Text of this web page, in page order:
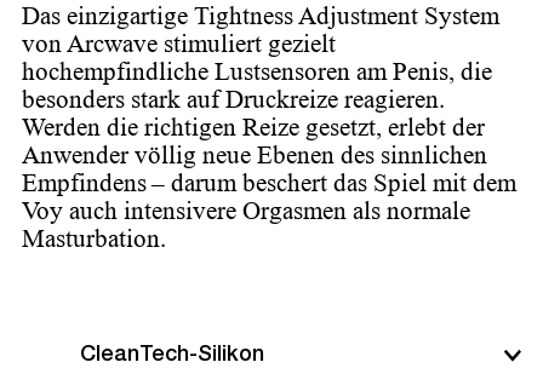
Das einzigartige Tightness Adjustment System
von Arcwave stimuliert gezielt
hochempfindliche Lustsensoren am Penis, die
besonders stark auf Druckreize reagieren.
Werden die richtigen Reize gesetzt, erlebt der
Anwender völlig neue Ebenen des sinnlichen
Empfindens – darum beschert das Spiel mit dem
Voy auch intensivere Orgasmen als normale
Masturbation.
CleanTech-Silikon